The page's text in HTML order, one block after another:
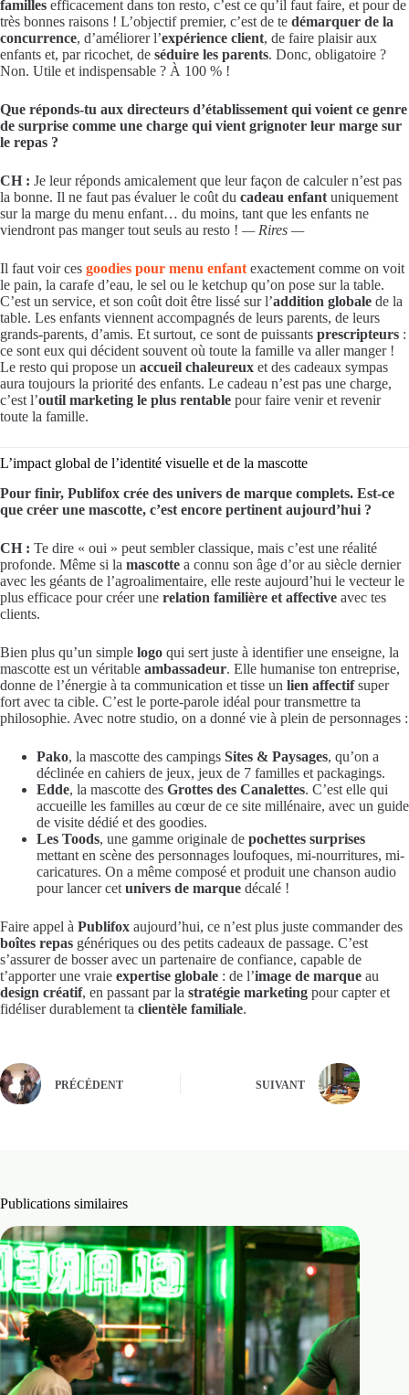
familles efficacement dans ton resto, c’est ce qu’il faut faire, et pour de
très bonnes raisons ! L’objectif premier, c’est de te démarquer de la
concurrence, d’améliorer l’expérience client, de faire plaisir aux
enfants et, par ricochet, de séduire les parents. Donc, obligatoire ?
Non. Utile et indispensable ? À 100 % !
Que réponds-tu aux directeurs d’établissement qui voient ce genre
de surprise comme une charge qui vient grignoter leur marge sur
le repas ?
CH : Je leur réponds amicalement que leur façon de calculer n’est pas
la bonne. Il ne faut pas évaluer le coût du cadeau enfant uniquement
sur la marge du menu enfant… du moins, tant que les enfants ne
viendront pas manger tout seuls au resto ! — Rires —
Il faut voir ces goodies pour menu enfant exactement comme on voit
le pain, la carafe d’eau, le sel ou le ketchup qu’on pose sur la table.
C’est un service, et son coût doit être lissé sur l’addition globale de la
table. Les enfants viennent accompagnés de leurs parents, de leurs
grands-parents, d’amis. Et surtout, ce sont de puissants prescripteurs :
ce sont eux qui décident souvent où toute la famille va aller manger !
Le resto qui propose un accueil chaleureux et des cadeaux sympas
aura toujours la priorité des enfants. Le cadeau n’est pas une charge,
c’est l’outil marketing le plus rentable pour faire venir et revenir
toute la famille.
L’impact global de l’identité visuelle et de la mascotte
Pour finir, Publifox crée des univers de marque complets. Est-ce
que créer une mascotte, c’est encore pertinent aujourd’hui ?
CH : Te dire « oui » peut sembler classique, mais c’est une réalité
profonde. Même si la mascotte a connu son âge d’or au siècle dernier
avec les géants de l’agroalimentaire, elle reste aujourd’hui le vecteur le
plus efficace pour créer une relation familière et affective avec tes
clients.
Bien plus qu’un simple logo qui sert juste à identifier une enseigne, la
mascotte est un véritable ambassadeur. Elle humanise ton entreprise,
donne de l’énergie à ta communication et tisse un lien affectifsuper
fort avec ta cible. C’est le porte-parole idéal pour transmettre ta
philosophie. Avec notre studio, on a donné vie à plein de personnages :
Pako, la mascotte des campings Sites & Paysages, qu’on a
déclinée en cahiers de jeux, jeux de 7 familles et packagings.
Edde, la mascotte des Grottes des Canalettes. C’est elle qui
accueille les familles au cœur de ce site millénaire, avec un guide
de visite dédié et des goodies.
Les Toods, une gamme originale de pochettes surprises
mettant en scène des personnages loufoques, mi-nourritures, mi-
caricatures. On a même composé et produit une chanson audio
pour lancer cet univers de marque décalé !
Faire appel à Publifox aujourd’hui, ce n’est plus juste commander des
boîtes repas génériques ou des petits cadeaux de passage. C’est
s’assurer de bosser avec un partenaire de confiance, capable de
t’apporter une vraie expertise globale : de l’image de marque au
design créatif, en passant par la stratégie marketing pour capter et
fidéliser durablement ta clientèle familiale.
PRÉCÉDENT SUIVANT
Publications similaires